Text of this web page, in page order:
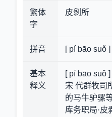
繁体
字
皮剝所
拼音 [ pí bāo suǒ ]
基本
释义
[ pí bāo suǒ ]
宋 代群牧司
的马牛驴骡
库务职局·皮